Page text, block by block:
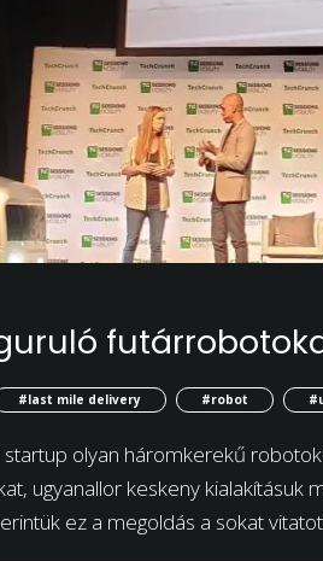
#last mile delivery #robot
startup olyan háromkerekű
ugyanallor keskeny kialakításuk
ez a megoldás a sokat